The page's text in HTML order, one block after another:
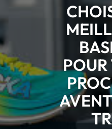
POUR